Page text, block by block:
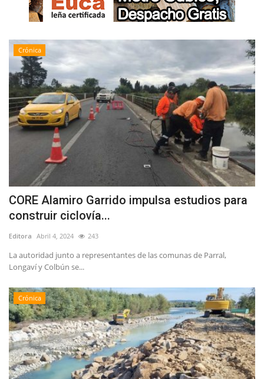
Crónica
CORE Alamiro Garrido impulsa estudios para
construir ciclovía...
Editora Abril 4, 2024 243
La autoridad junto a representantes de las comunas de Parral,
Longaví y Colbún se...
Crónica